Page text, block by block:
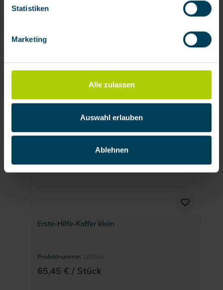
Deutschland), die diese Daten Ihnen nicht persönlich
zuordnen kann, sie aber zu eigenen Zwecken (z.B.
verarbeiten darf.
Statistiken
Marketing
Alle zulassen
Auswahl erlauben
Ablehnen
BartelsRieger
Erste-Hilfe-Koffer klein
Produktnummer: 203554
65,45 € / Stück